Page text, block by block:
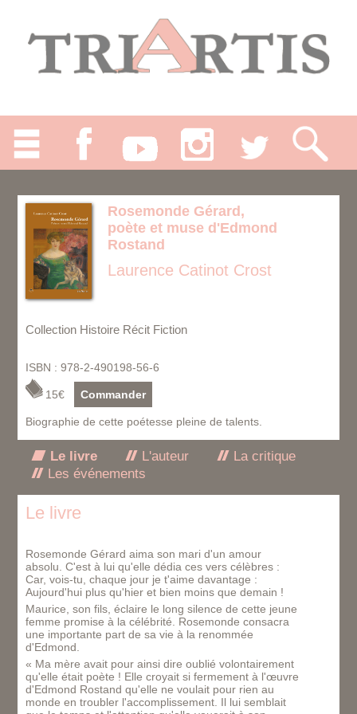
Rosemonde Gérard,
poète et muse d'Edmond
Rostand
Laurence Catinot Crost
Collection Histoire Récit Fiction
ISBN : 978-2-490198-56-6
15€ Commander
Biographie de cette poétesse pleine de talents.
Le livre L'auteur
La critique
Les événements
Le livre
Rosemonde Gérard aima son mari d'un amour
absolu. C'est à lui qu'elle dédia ces vers célèbres :
Car, vois-tu, chaque jour je t'aime davantage :
Aujourd'hui plus qu'hier et bien moins que demain !
Maurice, son fils, éclaire le long silence de cette jeune
femme promise à la célébrité. Rosemonde consacra
une importante part de sa vie à la renommée
d'Edmond.
« Ma mère avait pour ainsi dire oublié volontairement
qu'elle était poète ! Elle croyait si fermement à l'œuvre
d'Edmond Rostand qu'elle ne voulait pour rien au
monde en troubler l'accomplissement. Il lui semblait